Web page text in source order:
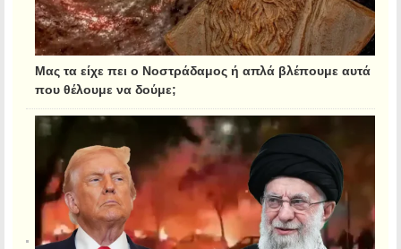
Μας τα είχε πει ο Νοστράδαμος ή απλά βλέπουμε αυτά
που θέλουμε να δούμε;